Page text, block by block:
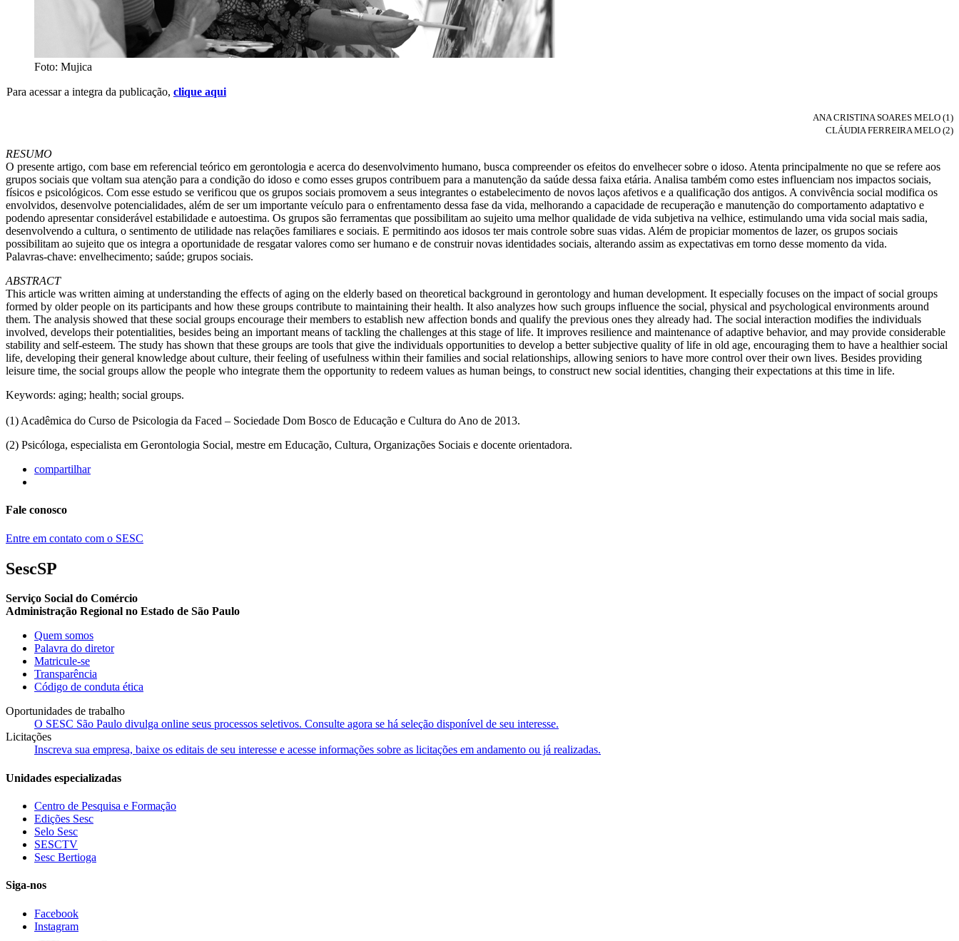
Foto: Mujica
Para acessar a integra da publicação, clique aqui
ANA CRISTINA SOARES MELO (1)
CLÁUDIA FERREIRA MELO (2)
RESUMO
O presente artigo, com base em referencial teórico em gerontologia e acerca do desenvolvimento humano, busca compreender os efeitos do envelhecer sobre o idoso. Atenta principalmente no que se refere aos
grupos sociais que voltam sua atenção para a condição do idoso e como esses grupos contribuem para a manutenção da saúde dessa faixa etária. Analisa também como estes influenciam nos impactos sociais,
físicos e psicológicos. Com esse estudo se verificou que os grupos sociais promovem a seus integrantes o estabelecimento de novos laços afetivos e a qualificação dos antigos. A convivência social modifica os
envolvidos, desenvolve potencialidades, além de ser um importante veículo para o enfrentamento dessa fase da vida, melhorando a capacidade de recuperação e manutenção do comportamento adaptativo e
podendo apresentar considerável estabilidade e autoestima. Os grupos são ferramentas que possibilitam ao sujeito uma melhor qualidade de vida subjetiva na velhice, estimulando uma vida social mais sadia,
desenvolvendo a cultura, o sentimento de utilidade nas relações familiares e sociais. E permitindo aos idosos ter mais controle sobre suas vidas. Além de propiciar momentos de lazer, os grupos sociais
possibilitam ao sujeito que os integra a oportunidade de resgatar valores como ser humano e de construir novas identidades sociais, alterando assim as expectativas em torno desse momento da vida.
Palavras-chave: envelhecimento; saúde; grupos sociais.
ABSTRACT
This article was written aiming at understanding the effects of aging on the elderly based on theoretical background in gerontology and human development. It especially focuses on the impact of social groups
formed by older people on its participants and how these groups contribute to maintaining their health. It also analyzes how such groups influence the social, physical and psychological environments around
them. The analysis showed that these social groups encourage their members to establish new affection bonds and qualify the previous ones they already had. The social interaction modifies the individuals
involved, develops their potentialities, besides being an important means of tackling the challenges at this stage of life. It improves resilience and maintenance of adaptive behavior, and may provide considerable
stability and self-esteem. The study has shown that these groups are tools that give the individuals opportunities to develop a better subjective quality of life in old age, encouraging them to have a healthier social
life, developing their general knowledge about culture, their feeling of usefulness within their families and social relationships, allowing seniors to have more control over their own lives. Besides providing
leisure time, the social groups allow the people who integrate them the opportunity to redeem values as human beings, to construct new social identities, changing their expectations at this time in life.
Keywords: aging; health; social groups.
(1) Acadêmica do Curso de Psicologia da Faced – Sociedade Dom Bosco de Educação e Cultura do Ano de 2013.
(2) Psicóloga, especialista em Gerontologia Social, mestre em Educação, Cultura, Organizações Sociais e docente orientadora.
compartilhar
Fale conosco
Entre em contato com o SESC
SescSP
Serviço Social do Comércio
Administração Regional no Estado de São Paulo
Quem somos
Palavra do diretor
Matricule-se
Transparência
Código de conduta ética
Oportunidades de trabalho
O SESC São Paulo divulga online seus processos seletivos. Consulte agora se há seleção disponível de seu interesse.
Licitações
Inscreva sua empresa, baixe os editais de seu interesse e acesse informações sobre as licitações em andamento ou já realizadas.
Unidades especializadas
Centro de Pesquisa e Formação
Edições Sesc
Selo Sesc
SESCTV
Sesc Bertioga
Siga-nos
Facebook
Instagram